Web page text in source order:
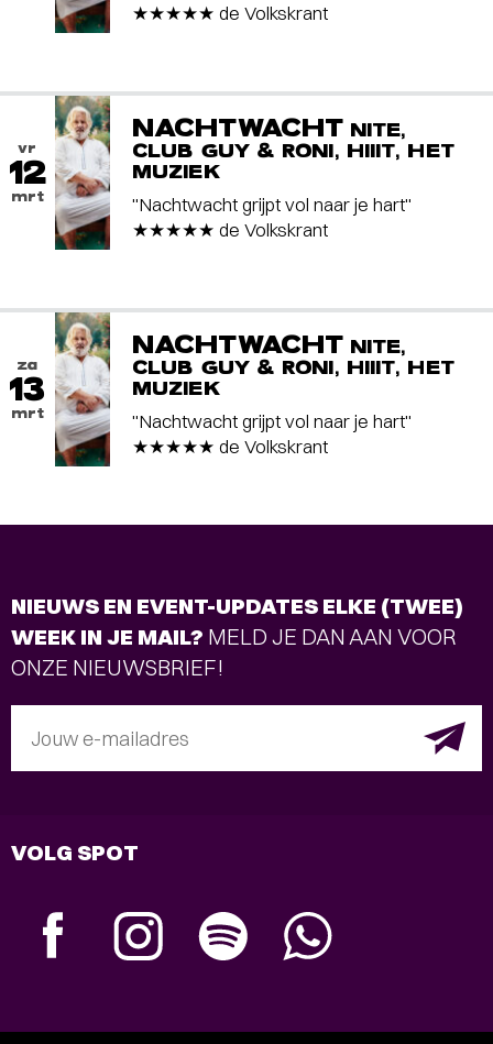
★★★★★ de Volkskrant
vr
12
mrt
NACHTWACHT NITE,
CLUB GUY & RONI, HIIIT, HET
MUZIEK
"Nachtwacht grijpt vol naar je hart"
★★★★★ de Volkskrant
za
13
mrt
NACHTWACHT NITE,
CLUB GUY & RONI, HIIIT, HET
MUZIEK
"Nachtwacht grijpt vol naar je hart"
★★★★★ de Volkskrant
NIEUWS EN EVENT-UPDATES ELKE (TWEE)
WEEK IN JE MAIL? MELD JE DAN AAN VOOR
ONZE NIEUWSBRIEF!
Jouw e-mailadres
VOLG SPOT